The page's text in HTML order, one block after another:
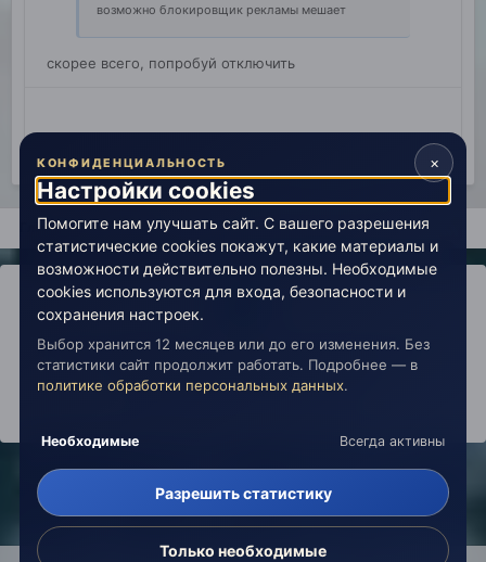
возможно блокировщик рекламы мешает
скорее всего, попробуй отключить
Главная Поиск
IPS ThemebyIPSFocus
Политика конфиденциальности
Обратная связь
Настройки cookies
copyright © 2026 Живая Эзотерика
×
КОНФИДЕНЦИАЛЬНОСТЬ
Настройки cookies
Помогите нам улучшать сайт. С вашего разрешения
статистические cookies покажут, какие материалы и
возможности действительно полезны. Необходимые
cookies используются для входа, безопасности и
сохранения настроек.
Выбор хранится 12 месяцев или до его изменения. Без
статистики сайт продолжит работать. Подробнее — в
политике обработки персональных данных.
Необходимые Всегда активны
Разрешить статистику
Только необходимые